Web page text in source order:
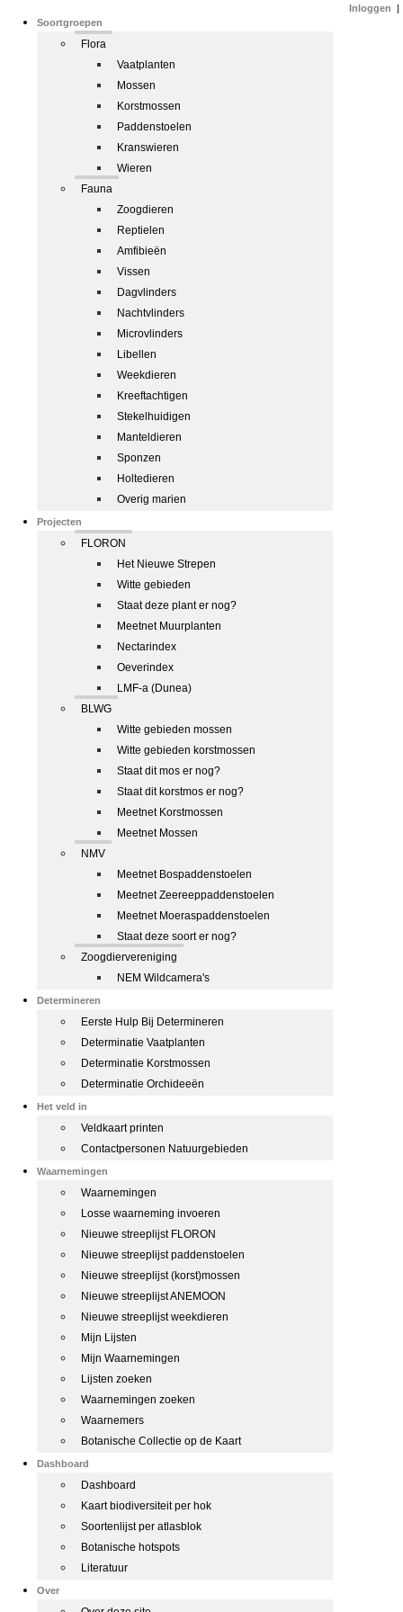
Soortgroepen
Flora
Vaatplanten
Mossen
Korstmossen
Paddenstoelen
Kranswieren
Wieren
Fauna
Zoogdieren
Reptielen
Amfibieën
Vissen
Dagvlinders
Nachtvlinders
Microvlinders
Libellen
Weekdieren
Kreeftachtigen
Stekelhuidigen
Manteldieren
Sponzen
Holtedieren
Overig marien
Projecten
FLORON
Het Nieuwe Strepen
Witte gebieden
Staat deze plant er nog?
Meetnet Muurplanten
Nectarindex
Oeverindex
LMF-a (Dunea)
BLWG
Witte gebieden mossen
Witte gebieden korstmossen
Staat dit mos er nog?
Staat dit korstmos er nog?
Meetnet Korstmossen
Meetnet Mossen
NMV
Meetnet Bospaddenstoelen
Meetnet Zeereeppaddenstoelen
Meetnet Moeraspaddenstoelen
Staat deze soort er nog?
Zoogdiervereniging
NEM Wildcamera's
Determineren
Eerste Hulp Bij Determineren
Determinatie Vaatplanten
Determinatie Korstmossen
Determinatie Orchideeën
Het veld in
Veldkaart printen
Contactpersonen Natuurgebieden
Waarnemingen
Waarnemingen
Losse waarneming invoeren
Nieuwe streeplijst FLORON
Nieuwe streeplijst paddenstoelen
Nieuwe streeplijst (korst)mossen
Nieuwe streeplijst ANEMOON
Nieuwe streeplijst weekdieren
Mijn Lijsten
Mijn Waarnemingen
Lijsten zoeken
Waarnemingen zoeken
Waarnemers
Botanische Collectie op de Kaart
Dashboard
Dashboard
Kaart biodiversiteit per hok
Soortenlijst per atlasblok
Botanische hotspots
Literatuur
Over
Inloggen |